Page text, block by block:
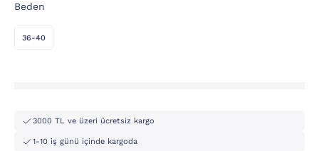
Beden
36-40
3000 TL ve üzeri ücretsiz kargo
1-10 iş günü içinde kargoda